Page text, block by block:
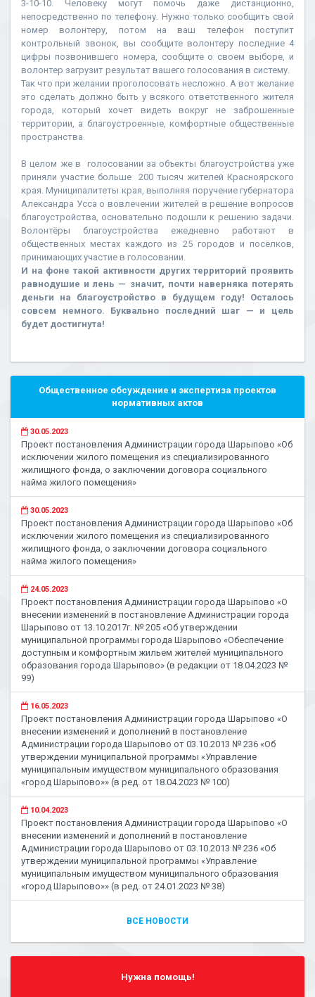
3-10-10. Человеку могут помочь даже дистанционно,
непосредственно по телефону. Нужно только сообщить свой
номер волонтеру, потом на ваш телефон поступит
контрольный звонок, вы сообщите волонтеру последние 4
цифры позвонившего номера, сообщите о своем выборе, и
волонтер загрузит результат вашего голосования в систему.
Так что при желании проголосовать несложно. А вот желание
это сделать должно быть у всякого ответственного жителя
города, который хочет видеть вокруг не заброшенные
территории, а благоустроенные, комфортные общественные
пространства.
В целом же в голосовании за объекты благоустройства уже
приняли участие больше 200 тысяч жителей Красноярского
края. Муниципалитеты края, выполняя поручение губернатора
Александра Усса о вовлечении жителей в решение вопросов
благоустройства, основательно подошли к решению задачи.
Волонтёры благоустройства ежедневно работают в
общественных местах каждого из 25 городов и посёлков,
принимающих участие в голосовании.
И на фоне такой активности других территорий проявить
равнодушие и лень — значит, почти наверняка потерять
деньги на благоустройство в будущем году! Осталось
совсем немного. Буквально последний шаг — и цель
будет достигнута!
Общественное обсуждение и экспертиза проектов
нормативных актов
30.05.2023
Проект постановления Администрации города Шарыпово «Об
исключении жилого помещения из специализированного
жилищного фонда, о заключении договора социального
найма жилого помещения»
30.05.2023
Проект постановления Администрации города Шарыпово «Об
исключении жилого помещения из специализированного
жилищного фонда, о заключении договора социального
найма жилого помещения»
24.05.2023
Проект постановления Администрации города Шарыпово «О
внесении изменений в постановление Администрации города
Шарыпово от 13.10.2017г. № 205 «Об утверждении
муниципальной программы города Шарыпово «Обеспечение
доступным и комфортным жильем жителей муниципального
образования города Шарыпово» (в редакции от 18.04.2023 №
99)
16.05.2023
Проект постановления Администрации города Шарыпово «О
внесении изменений и дополнений в постановление
Администрации города Шарыпово от 03.10.2013 № 236 «Об
утверждении муниципальной программы «Управление
муниципальным имуществом муниципального образования
«город Шарыпово»» (в ред. от 18.04.2023 № 100)
10.04.2023
Проект постановления Администрации города Шарыпово «О
внесении изменений и дополнений в постановление
Администрации города Шарыпово от 03.10.2013 № 236 «Об
утверждении муниципальной программы «Управление
муниципальным имуществом муниципального образования
«город Шарыпово»» (в ред. от 24.01.2023 № 38)
ВСЕ НОВОСТИ
Нужна помощь!